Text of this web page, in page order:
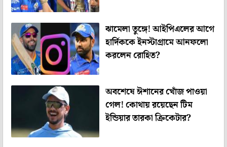
ঝামেলা তুঙ্গে! আইপিএলের আগে
হার্দিককে ইনস্টাগ্রামে আনফলো
করলেন রোহিত?
অবশেষে ঈশানের খোঁজ পাওয়া
গেল! কোথায় রয়েছেন টিম
ইন্ডিয়ার তারকা ক্রিকেটার?